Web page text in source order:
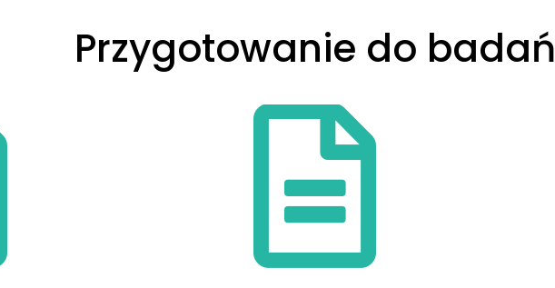
Przygotowanie do badań